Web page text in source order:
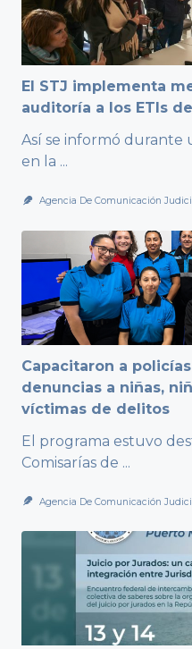
El STJ implementa
auditoría a los ETIs
Así se informó durante
en la ...
Agencia De Comunicación
Capacitaron a
denuncias a niñas,
víctimas de delitos
El programa estuvo
Comisarías de ...
Agencia De Comunicación